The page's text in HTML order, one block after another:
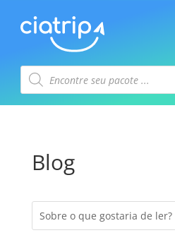
Pesquisar
produtos
Blog